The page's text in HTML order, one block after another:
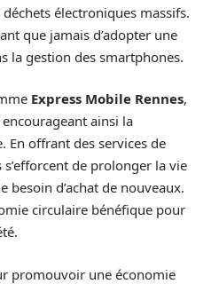
électroniques massifs.
que jamais d’adopter une
la gestion des smartphones.
Express Mobile Rennes,
ainsi la
En offrant des services de
de prolonger la vie
besoin d’achat de nouveaux.
circulaire bénéfique pour
promouvoir une économie